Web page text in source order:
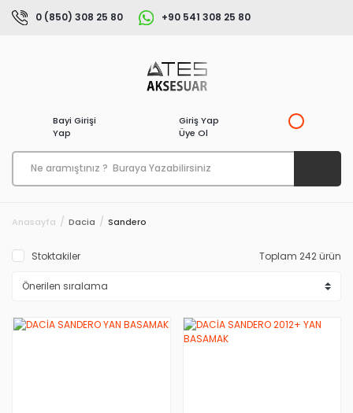
0 (850) 308 25 80 +90 541 308 25 80
Bayi Girişi
Yap
Giriş Yap
Üye Ol
Anasayfa Dacia Sandero
Stoktakiler Toplam 242 ürün